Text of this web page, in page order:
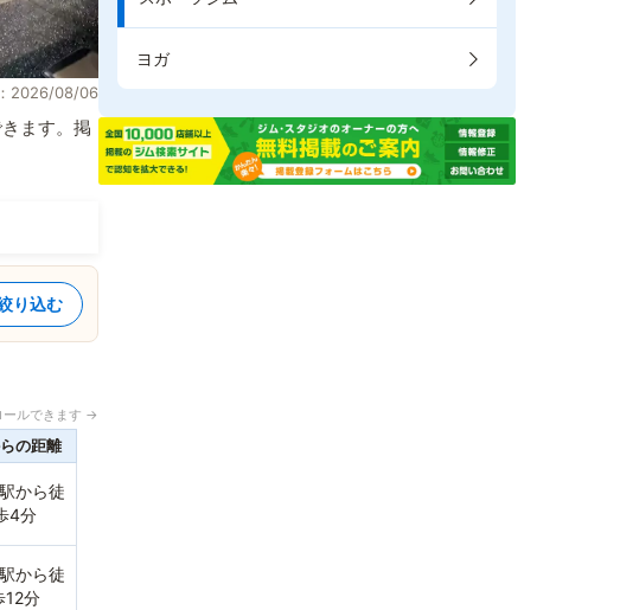
2026/08/06
ます。掲
り込む
ールできます →
の距離
から徒
4分
から徒
12分
ヨガ